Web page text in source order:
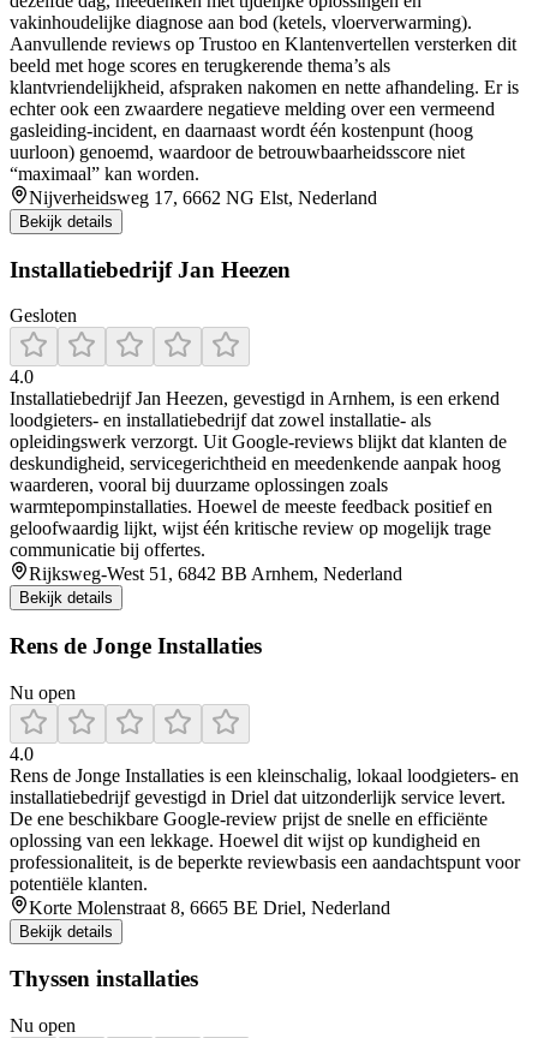
vakinhoudelijke diagnose aan bod (ketels, vloerverwarming).
Aanvullende reviews op Trustoo en Klantenvertellen versterken dit
beeld met hoge scores en terugkerende thema’s als
klantvriendelijkheid, afspraken nakomen en nette afhandeling. Er is
echter ook een zwaardere negatieve melding over een vermeend
gasleiding-incident, en daarnaast wordt één kostenpunt (hoog
uurloon) genoemd, waardoor de betrouwbaarheidsscore niet
“maximaal” kan worden.
Nijverheidsweg 17, 6662 NG Elst, Nederland
Bekijk details
Installatiebedrijf Jan Heezen
Gesloten
4.0
Installatiebedrijf Jan Heezen, gevestigd in Arnhem, is een erkend
loodgieters- en installatiebedrijf dat zowel installatie- als
opleidingswerk verzorgt. Uit Google-reviews blijkt dat klanten de
deskundigheid, servicegerichtheid en meedenkende aanpak hoog
waarderen, vooral bij duurzame oplossingen zoals
warmtepompinstallaties. Hoewel de meeste feedback positief en
geloofwaardig lijkt, wijst één kritische review op mogelijk trage
communicatie bij offertes.
Rijksweg-West 51, 6842 BB Arnhem, Nederland
Bekijk details
Rens de Jonge Installaties
Nu open
4.0
Rens de Jonge Installaties is een kleinschalig, lokaal loodgieters- en
installatiebedrijf gevestigd in Driel dat uitzonderlijk service levert.
De ene beschikbare Google-review prijst de snelle en efficiënte
oplossing van een lekkage. Hoewel dit wijst op kundigheid en
professionaliteit, is de beperkte reviewbasis een aandachtspunt voor
potentiële klanten.
Korte Molenstraat 8, 6665 BE Driel, Nederland
Bekijk details
Thyssen installaties
Nu open